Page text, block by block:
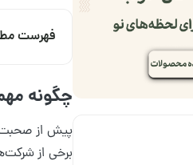
فهرست
چگونه
پیش از صحبت
برخی از